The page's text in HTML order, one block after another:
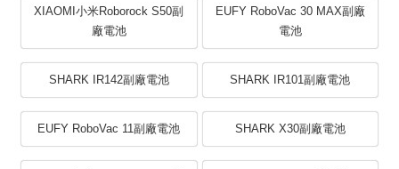
XIAOMI小米Roborock S50副
廠電池
EUFY RoboVac 30 MAX副廠
電池
SHARK IR142副廠電池 SHARK IR101副廠電池
EUFY RoboVac 11副廠電池 SHARK X30副廠電池